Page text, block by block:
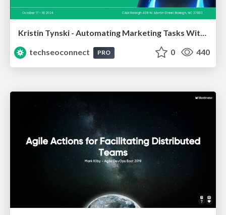
Kristin Tynski - Automating Marketing Tasks With AI
techseoconnect
PRO 0 440